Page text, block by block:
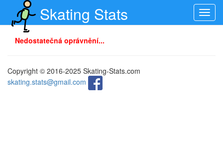
Skating Stats
Nedostatečná oprávnění...
Copyright © 2016-2025 Skating-Stats.com
skating.stats@gmail.com